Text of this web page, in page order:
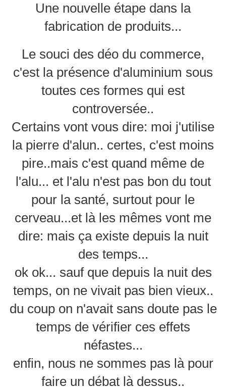
Une nouvelle étape dans la
fabrication de produits...
Le souci des déo du commerce,
c'est la présence d'aluminium sous
toutes ces formes qui est
controversée..
Certains vont vous dire: moi j'utilise
la pierre d'alun.. certes, c'est moins
pire..mais c'est quand même de
l'alu... et l'alu n'est pas bon du tout
pour la santé, surtout pour le
cerveau...et là les mêmes vont me
dire: mais ça existe depuis la nuit
des temps...
ok ok... sauf que depuis la nuit des
temps, on ne vivait pas bien vieux..
du coup on n'avait sans doute pas le
temps de vérifier ces effets
néfastes...
enfin, nous ne sommes pas là pour
faire un débat là dessus..